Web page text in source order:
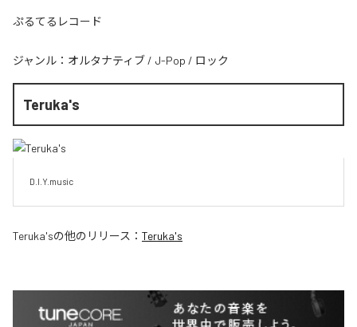
ぷるてるレコード
ジャンル： オルタナティブ / J-Pop / ロック
Teruka's
D.I.Y.music
Teruka'sの他のリリース： Teruka's